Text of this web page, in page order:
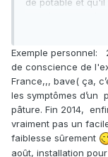
de potable et
de sortir quelque
peu.
Exemple personnel:
de conscience de
France,,, bave( ça,
les symptômes d’un
pâture. Fin 2014,
vraiment pas un
faiblesse sûrement
août, installation